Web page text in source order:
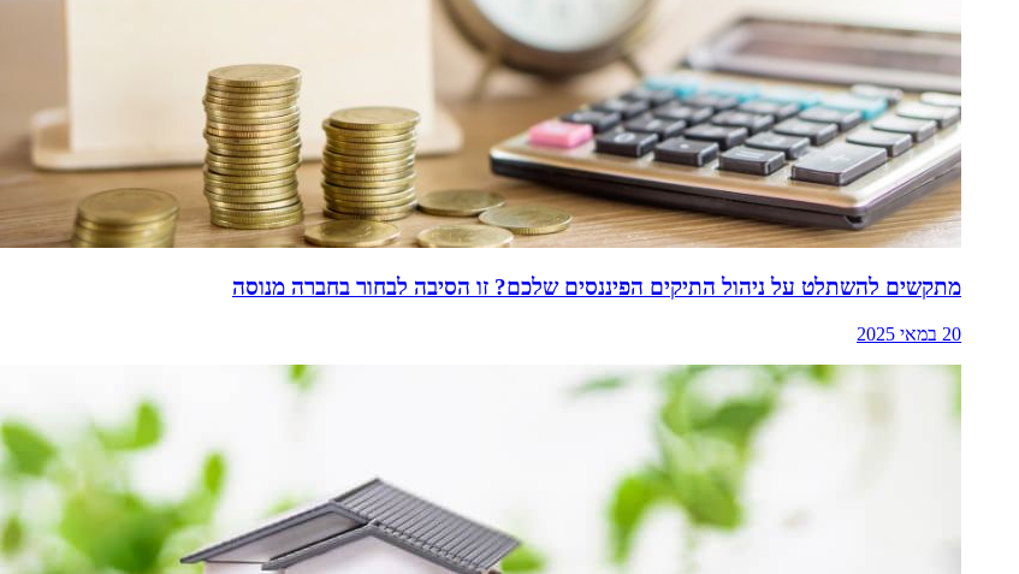
מתקשים להשתלט על ניהול התיקים הפיננסים שלכם? זו הסיבה לבחור בחברה מנוסה
20 במאי 2025